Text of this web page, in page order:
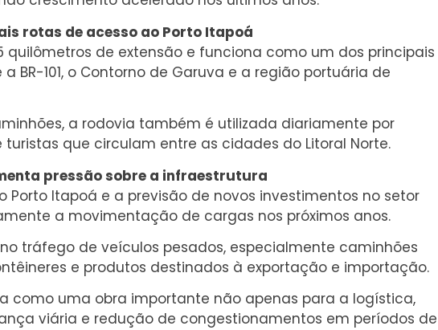
rotas de acesso ao Porto Itapoá
quilômetros de extensão e funciona como um dos principais
BR-101, o Contorno de Garuva e a região portuária de
a rodovia também é utilizada diariamente por
que circulam entre as cidades do Litoral Norte.
pressão sobre a infraestrutura
Porto Itapoá e a previsão de novos investimentos no setor
a movimentação de cargas nos próximos anos.
tráfego de veículos pesados, especialmente caminhões
e produtos destinados à exportação e importação.
como uma obra importante não apenas para a logística,
viária e redução de congestionamentos em períodos de